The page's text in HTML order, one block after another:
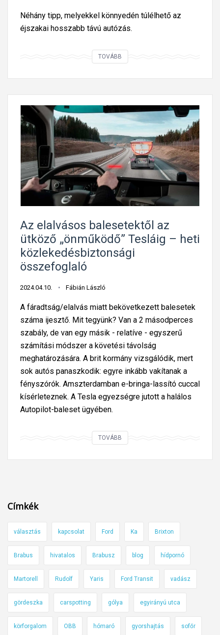
Néhány tipp, melyekkel könnyedén túlélhető az
éjszakai hosszabb távú autózás.
TOVÁBB
g
y
a
n
l
e
g
y
e
n
ö
r
ö
m
t
a
z
é
j
s
z
a
k
?
Az elalvásos balesetektől az
ütköző „önműködő” Tesláig – heti
közlekedésbiztonsági
összefoglaló
2024.04.10. Fábián László
A fáradtság/elalvás miatt bekövetkezett balesetek
száma ijesztő. Mit tegyünk? Van a 2 másodperces
szabály, de van egy másik - relatíve - egyszerű
számítási módszer a követési távolság
meghatározására. A brit kormány vizsgálódik, mert
sok autós panaszkodik: egyre inkább vakítanak a
fényszórók. Amszterdamban e-bringa-lassító cuccal
kísérleteznek. A Tesla egyezségre jutott a halálos
Autopilot-baleset ügyében.
TOVÁBB
e
s
o
s
b
a
e
s
Címkék
választás kapcsolat Ford Ka Brixton
Brabus hivatalos Brabusz blog hídpornó
Martorell Rudolf Yaris Ford Transit vadász
gördeszka carspotting gólya egyirányú utca
körforgalom OBB hómaró gyorshajtás sofőr